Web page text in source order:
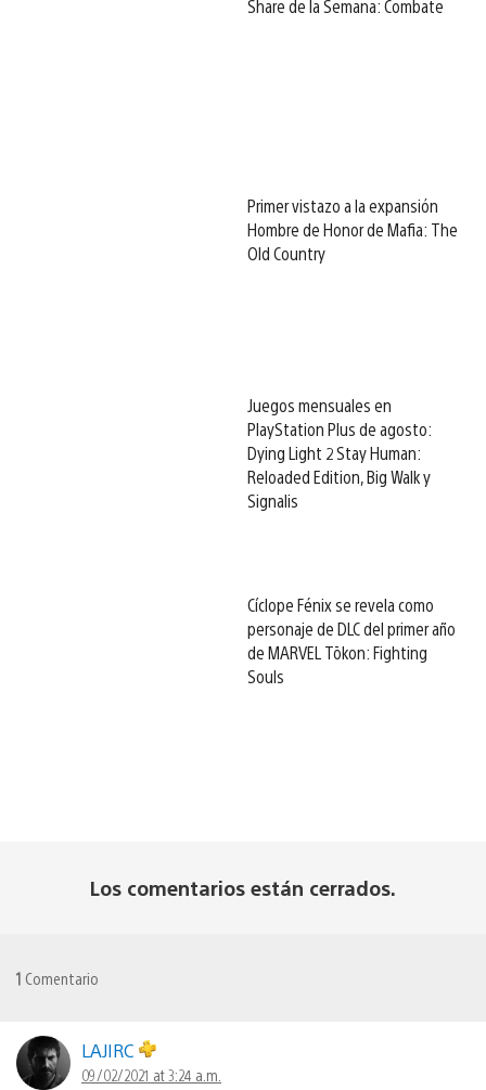
Share de la Semana: Combate
Primer vistazo a la expansión
Hombre de Honor de Mafia: The
Old Country
Juegos mensuales en
PlayStation Plus de agosto:
Dying Light 2 Stay Human:
Reloaded Edition, Big Walk y
Signalis
Cíclope Fénix se revela como
personaje de DLC del primer año
de MARVEL Tōkon: Fighting
Souls
Los comentarios están cerrados.
1 Comentario
LAJIRC
09/02/2021 at 3:24 a.m.